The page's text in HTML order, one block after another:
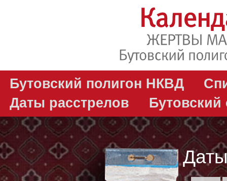
Бутовский полигон НКВД
Даты расстрелов
Бутовский